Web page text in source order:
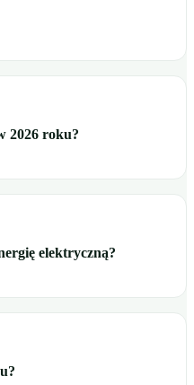
2026 roku?
elektryczną?